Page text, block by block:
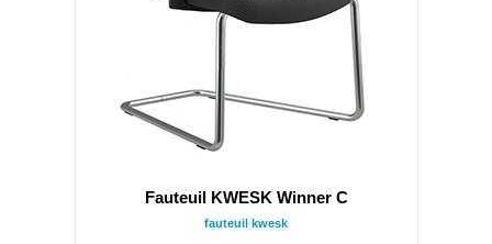
Fauteuil KWESK Winner C
fauteuil kwesk